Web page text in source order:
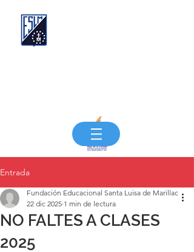
"Siempre más, Siempre mejor"
Entrada
NO FALTES A CLASES
2025
Fundación Educacional Santa Luisa de Marillac
22 dic 2025 1 min de lectura